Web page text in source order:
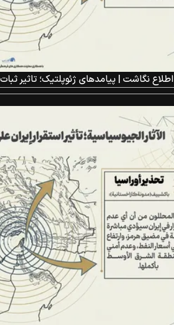
اطلاع نگاشت | پیامد‌های ژئوپلتیک؛ تاثیر